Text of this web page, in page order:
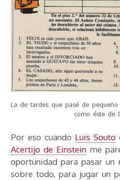
La de tardes que pasé de
como éste de
Por eso cuando Luis Souto
Acertijo de Einstein me
oportunidad para pasar un
sobre todo, para jugar un